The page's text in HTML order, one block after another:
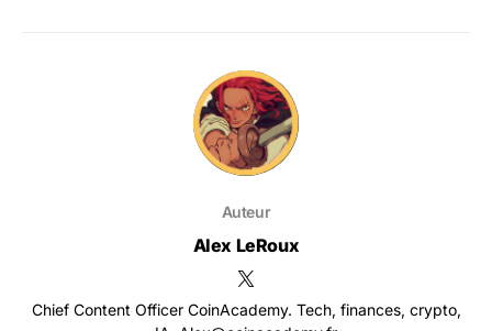
Auteur
Alex LeRoux
Chief Content Officer CoinAcademy. Tech, finances, crypto,